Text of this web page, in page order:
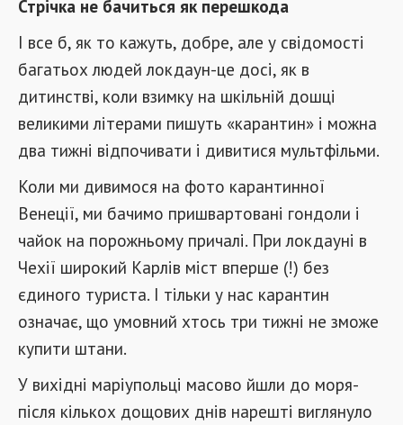
Стрічка не бачиться як перешкода
І все б, як то кажуть, добре, але у свідомості
багатьох людей локдаун-це досі, як в
дитинстві, коли взимку на шкільній дошці
великими літерами пишуть «карантин» і можна
два тижні відпочивати і дивитися мультфільми.
Коли ми дивимося на фото карантинної
Венеції, ми бачимо пришвартовані гондоли і
чайок на порожньому причалі. При локдауні в
Чехії широкий Карлів міст вперше (!) без
єдиного туриста. І тільки у нас карантин
означає, що умовний хтось три тижні не зможе
купити штани.
У вихідні маріупольці масово йшли до моря-
після кількох дощових днів нарешті виглянуло